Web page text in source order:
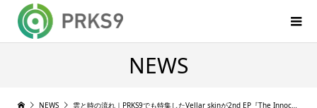
NEWS
NEWS 雲と時の流れ｜PRKS9でも特集したVellar skinが2nd EP『The Innocent Cloud is Mine』をリリース